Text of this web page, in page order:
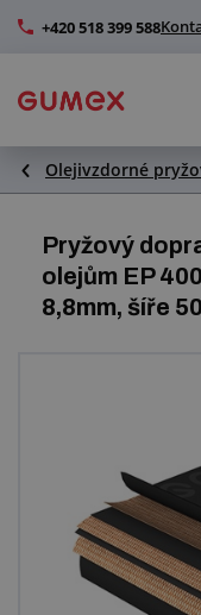
+420 518 399 588
Hadice a jejich
Profily a výroba
Technické plasty
Další pryžové a
Centrum poptávek
Vše o nákupu
Olejivzdorné
Pryžový
olejům EP
8,8mm, šíře